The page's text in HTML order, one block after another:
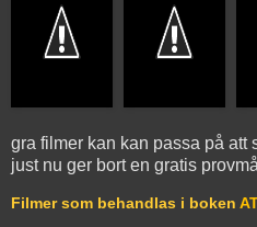
gra filmer kan kan passa på att
just nu ger bort en gratis
Filmer som behandlas i boken